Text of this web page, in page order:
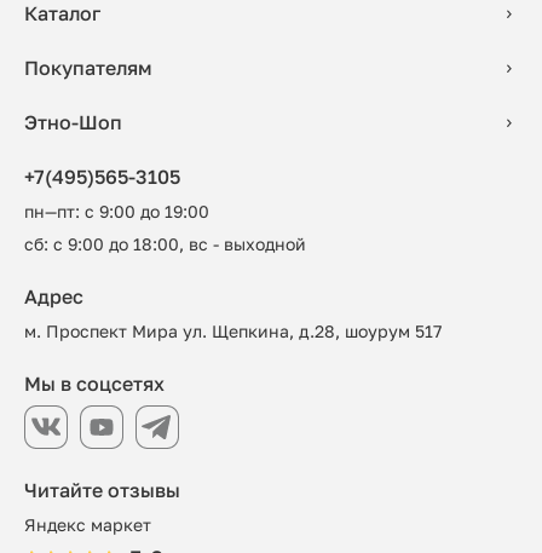
Каталог
Покупателям
Этно-Шоп
+7(495)565-3105
пн—пт: с 9:00 до 19:00
сб: с 9:00 до 18:00, вс - выходной
Читайте отзывы
Яндекс маркет
Адрес
м. Проспект Мира ул. Щепкина, д.28, шоурум 517
Мы в соцсетях